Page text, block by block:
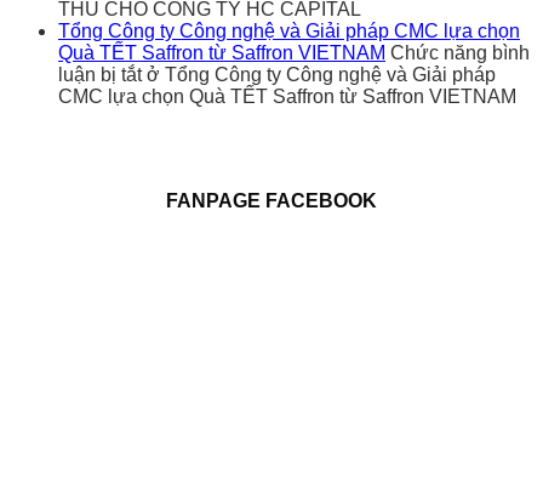
THU CHO CÔNG TY HC CAPITAL
Tổng Công ty Công nghệ và Giải pháp CMC lựa chọn
Quà TẾT Saffron từ Saffron VIETNAM Chức năng bình
luận bị tắtở Tổng Công ty Công nghệ và Giải pháp
CMC lựa chọn Quà TẾT Saffron từ Saffron VIETNAM
FANPAGE FACEBOOK